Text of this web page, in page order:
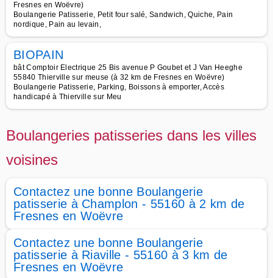
Fresnes en Woëvre)
Boulangerie Patisserie, Petit four salé, Sandwich, Quiche, Pain
nordique, Pain au levain,
BIOPAIN
bât Comptoir Electrique 25 Bis avenue P Goubet et J Van Heeghe
55840 Thierville sur meuse (à 32 km de Fresnes en Woëvre)
Boulangerie Patisserie, Parking, Boissons à emporter, Accès
handicapé à Thierville sur Meu
Boulangeries patisseries dans les villes
voisines
Contactez une bonne Boulangerie
patisserie à Champlon - 55160 à 2 km de
Fresnes en Woëvre
Contactez une bonne Boulangerie
patisserie à Riaville - 55160 à 3 km de
Fresnes en Woëvre